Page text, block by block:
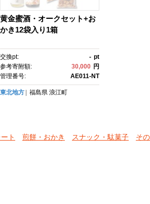
黄金蜜酒・オークセット+お
かき12袋入り1箱
交換pt: - pt
参考寄附額:
30,000 円
管理番号:
AE011-NT
東北地方 福島県 浪江町
ト 煎餅・おかき スナック・駄菓子 そ